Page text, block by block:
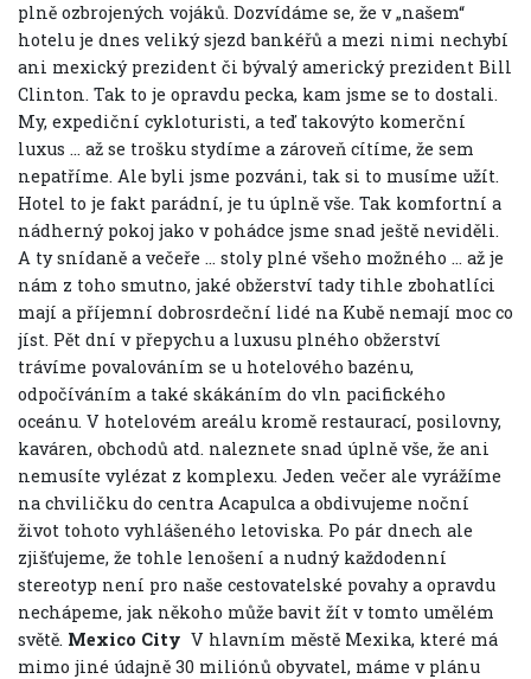
plně ozbrojených vojáků. Dozvídáme se, že v „našem“
hotelu je dnes veliký sjezd bankéřů a mezi nimi nechybí
ani mexický prezident či bývalý americký prezident Bill
Clinton. Tak to je opravdu pecka, kam jsme se to dostali.
My, expediční cykloturisti, a teď takovýto komerční
luxus … až se trošku stydíme a zároveň cítíme, že sem
nepatříme. Ale byli jsme pozváni, tak si to musíme užít.
Hotel to je fakt parádní, je tu úplně vše. Tak komfortní a
nádherný pokoj jako v pohádce jsme snad ještě neviděli.
A ty snídaně a večeře … stoly plné všeho možného … až je
nám z toho smutno, jaké obžerství tady tihle zbohatlíci
mají a příjemní dobrosrdeční lidé na Kubě nemají moc co
jíst. Pět dní v přepychu a luxusu plného obžerství
trávíme povalováním se u hotelového bazénu,
odpočíváním a také skákáním do vln pacifického
oceánu. V hotelovém areálu kromě restaurací, posilovny,
kaváren, obchodů atd. naleznete snad úplně vše, že ani
nemusíte vylézat z komplexu. Jeden večer ale vyrážíme
na chviličku do centra Acapulca a obdivujeme noční
život tohoto vyhlášeného letoviska. Po pár dnech ale
zjišťujeme, že tohle lenošení a nudný každodenní
stereotyp není pro naše cestovatelské povahy a opravdu
nechápeme, jak někoho může bavit žít v tomto umělém
světě. Mexico City V hlavním městě Mexika, které má
mimo jiné údajně 30 miliónů obyvatel, máme v plánu